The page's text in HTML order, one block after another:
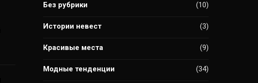
Без рубрики (10)
Истории невест (3)
Красивые места (9)
Модные тенденции (34)